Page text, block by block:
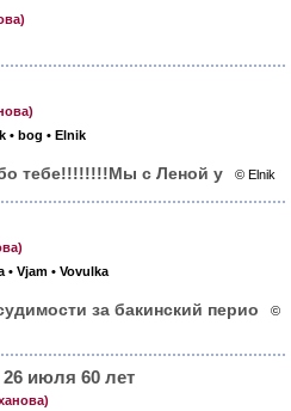
• bog • Elnik
тебе!!!!!!!!Мы с Леной у © Elnik
• Vjam • Vovulka
за бакинский перио
©
июля 60 лет